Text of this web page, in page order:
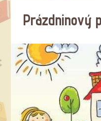
Prázdninový